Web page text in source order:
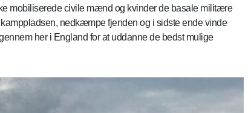
mobiliserede civile mænd og kvinder de basale militære
nedkæmpe fjenden og i sidste ende vinde
her i England for at uddanne de bedst mulige